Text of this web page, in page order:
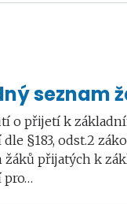
o přijetí k
§183, odst.2
žáků přijatých k
pro…